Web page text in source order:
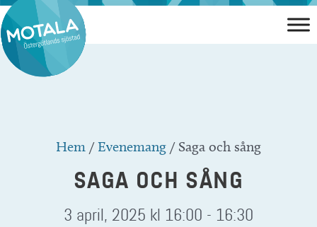
Hoppa
till
innehåll
Hem /Evenemang / Saga och sång
SAGA OCH SÅNG
3 april, 2025 kl 16:00 - 16:30